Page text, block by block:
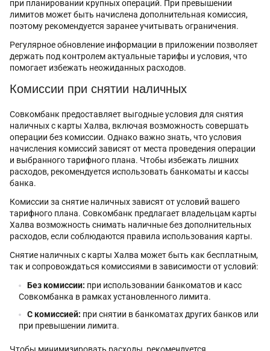
при планировании крупных операций. При превышении
лимитов может быть начислена дополнительная комиссия,
поэтому рекомендуется заранее учитывать ограничения.
Регулярное обновление информации в приложении позволяет
держать под контролем актуальные тарифы и условия, что
помогает избежать неожиданных расходов.
Комиссии при снятии наличных
Совкомбанк предоставляет выгодные условия для снятия
наличных с карты Халва, включая возможность совершать
операции без комиссии. Однако важно знать, что условия
начисления комиссий зависят от места проведения операции
и выбранного тарифного плана. Чтобы избежать лишних
расходов, рекомендуется использовать банкоматы и кассы
банка.
Комиссии за снятие наличных зависят от условий вашего
тарифного плана. Совкомбанк предлагает владельцам карты
Халва возможность снимать наличные без дополнительных
расходов, если соблюдаются правила использования карты.
Снятие наличных с карты Халва может быть как бесплатным,
так и сопровождаться комиссиями в зависимости от условий:
Без комиссии: при использовании банкоматов и касс
Совкомбанка в рамках установленного лимита.
С комиссией: при снятии в банкоматах других банков или
при превышении лимита.
Чтобы минимизировать расходы, рекомендуется